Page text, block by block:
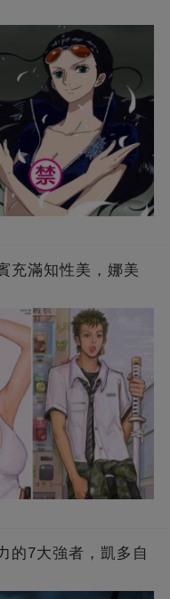
充滿知性美，娜美
的7大強者，凱多自